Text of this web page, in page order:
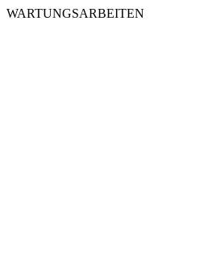
WARTUNGSARBEITEN